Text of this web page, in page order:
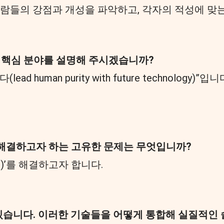
들의 강점과 개성을 파악하고, 각자의 적성에 맞
심 분야를 설명해 주시겠습니까?
(lead human purity with future technology)”입
하고자 하는 고유한 문제는 무엇입니까?
를 해결하고자 합니다.
니다. 이러한 기술들을 어떻게 통합해 실질적